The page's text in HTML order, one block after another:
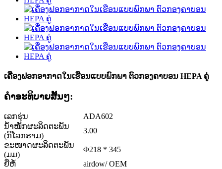
ເຄື່ອງຟອກອາກາດໃນເຮືອນແບບພົກພາ ຕົວກອງຄາບອນ HEPA ຄູ່
ຄໍາອະທິບາຍສັ້ນໆ:
ເລກຮຸ່ນ
ADA602
ນ້ຳໜັກຜະລິດຕະພັນ
(ກິໂລກຣາມ)
3.00
ຂະໜາດຜະລິດຕະພັນ
(ມມ)
Φ218 * 345
ຍີ່ຫໍ້
airdow/ OEM